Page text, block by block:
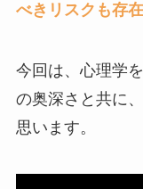
べきリスクも存在
今回は、心理学
の奥深さと共に
思います。